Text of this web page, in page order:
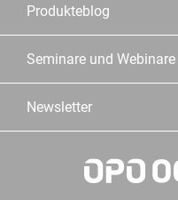
Produkteblog
Seminare und Webinare
Newsletter